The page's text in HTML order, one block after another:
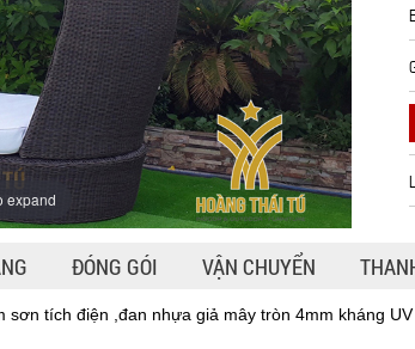
expand
ĐÓNG GÓI VẬN CHUYỂN
tích điện ,đan nhựa giả mây tròn 4mm kháng